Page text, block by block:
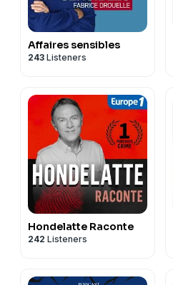
Affaires sensibles
243 Listeners
Hondelatte Raconte
242 Listeners